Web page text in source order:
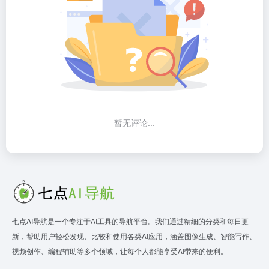
暂无评论...
七点AI导航是一个专注于AI工具的导航平台。我们通过精细的分类和每日更
新，帮助用户轻松发现、比较和使用各类AI应用，涵盖图像生成、智能写作、
视频创作、编程辅助等多个领域，让每个人都能享受AI带来的便利。